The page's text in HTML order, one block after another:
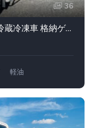
36
H.30(2018)年 いすゞ エルフ 冷蔵冷凍車 格納ゲート付ロング-30℃ ホワイト 走行317,323km
軽油